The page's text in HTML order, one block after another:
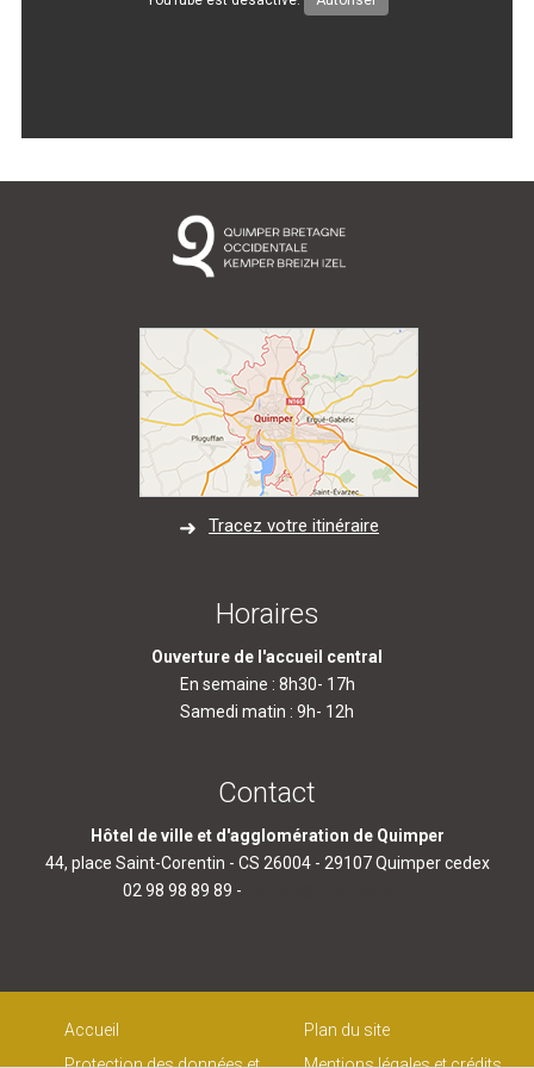
Tracez votre itinéraire
Horaires
Ouverture de l'accueil central
En semaine : 8h30- 17h
Samedi matin : 9h- 12h
Contact
Hôtel de ville et d'agglomération de Quimper
44, place Saint-Corentin - CS 26004 - 29107 Quimper cedex
02 98 98 89 89 -
Accueil
Plan du site